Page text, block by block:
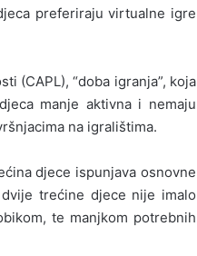
preferiraju virtualne igre
(CAPL), “doba igranja”, koja
manje aktivna i nemaju
na igralištima.
djece ispunjava osnovne
trećine djece nije imalo
te manjkom potrebnih